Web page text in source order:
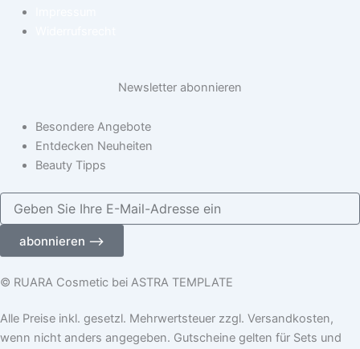
Newsletter abonnieren
Besondere Angebote
Entdecken Neuheiten
Beauty Tipps
Geben
Sie
Adresse
abonnieren ⟶
© RUARA Cosmetic bei ASTRA TEMPLATE
Alle Preise inkl. gesetzl. Mehrwertsteuer zzgl. Versandkosten,
wenn nicht anders angegeben. Gutscheine gelten für Sets und